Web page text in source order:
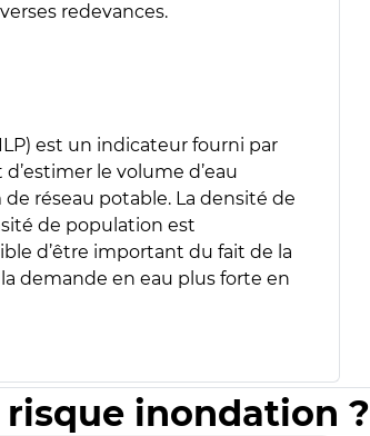
redevances.
est un indicateur fourni par
le volume d’eau
réseau potable. La densité de
de population est
d’être important du fait de la
demande en eau plus forte en
inondation ?